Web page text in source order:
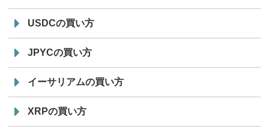
USDCの買い方
JPYCの買い方
イーサリアムの買い方
XRPの買い方